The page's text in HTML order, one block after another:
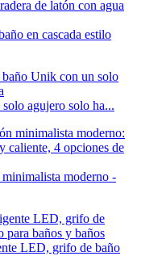
en cascada estilo
agujero solo ha...
moderno -
LED, grifo de baño